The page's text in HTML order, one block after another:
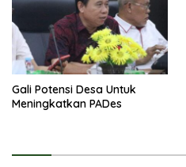
Gali Potensi Desa Untuk
Meningkatkan PADes